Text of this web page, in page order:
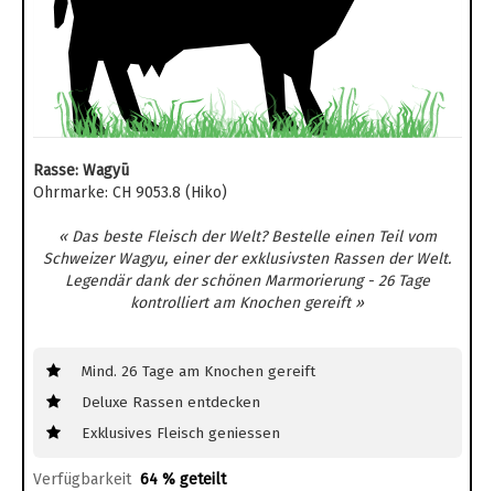
Rasse: Wagyū
Ohrmarke: CH 9053.8 (Hiko)
« Das beste Fleisch der Welt? Bestelle einen Teil vom
Schweizer Wagyu, einer der exklusivsten Rassen der Welt.
Legendär dank der schönen Marmorierung - 26 Tage
kontrolliert am Knochen gereift »
Mind. 26 Tage am Knochen gereift
Deluxe Rassen entdecken
Exklusives Fleisch geniessen
Verfügbarkeit 64 % geteilt